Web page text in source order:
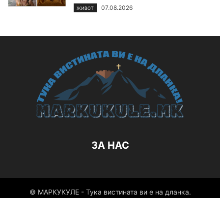
ЖИВОТ 07.08.2026
ЗА НАС
© МАРКУКУЛЕ - Тука вистината ви е на дланка.